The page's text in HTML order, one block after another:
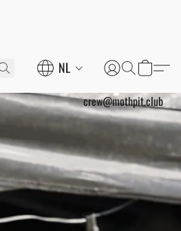
NL
crew@mothpit.club